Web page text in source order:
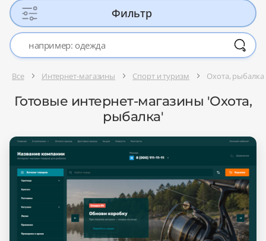
Фильтр
Все Интернет-магазины Спорт и туризм Охота, рыбалка
Готовые интернет-магазины 'Охота,
рыбалка'